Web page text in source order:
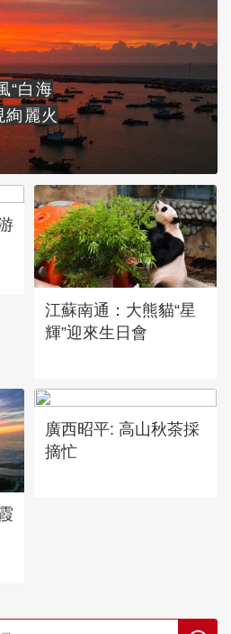
“白海
絢麗火
江蘇南通：大熊貓“星
輝”迎來生日會
廣西昭平: 高山秋茶採
摘忙